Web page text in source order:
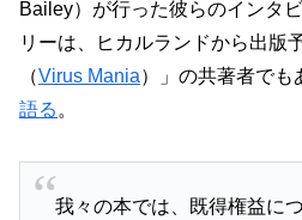
Bailey）が行った彼らのインタ
リーは、ヒカルランドから出版
（Virus Mania）」の共著者でも
語る。
我々の本では、既得権益に